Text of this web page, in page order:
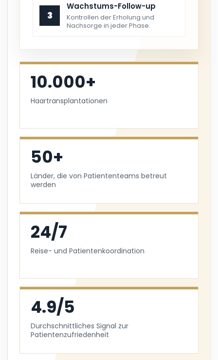
3
Wachstums-Follow-up
Kontrollen der Erholung und
Nachsorge in jeder Phase.
10.000+
Haartransplantationen
50+
Länder, die von Patiententeams betreut
werden
24/7
Reise- und Patientenkoordination
4.9/5
Durchschnittliches Signal zur
Patientenzufriedenheit